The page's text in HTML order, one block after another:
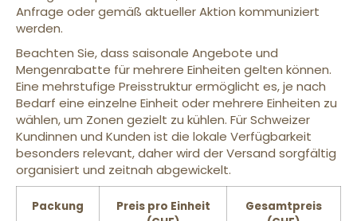
Anfrage oder gemäß aktueller Aktion kommuniziert
werden.
Beachten Sie, dass saisonale Angebote und
Mengenrabatte für mehrere Einheiten gelten können.
Eine mehrstufige Preisstruktur ermöglicht es, je nach
Bedarf eine einzelne Einheit oder mehrere Einheiten zu
wählen, um Zonen gezielt zu kühlen. Für Schweizer
Kundinnen und Kunden ist die lokale Verfügbarkeit
besonders relevant, daher wird der Versand sorgfältig
organisiert und zeitnah abgewickelt.
Packung
Preis pro Einheit
Gesamtpreis